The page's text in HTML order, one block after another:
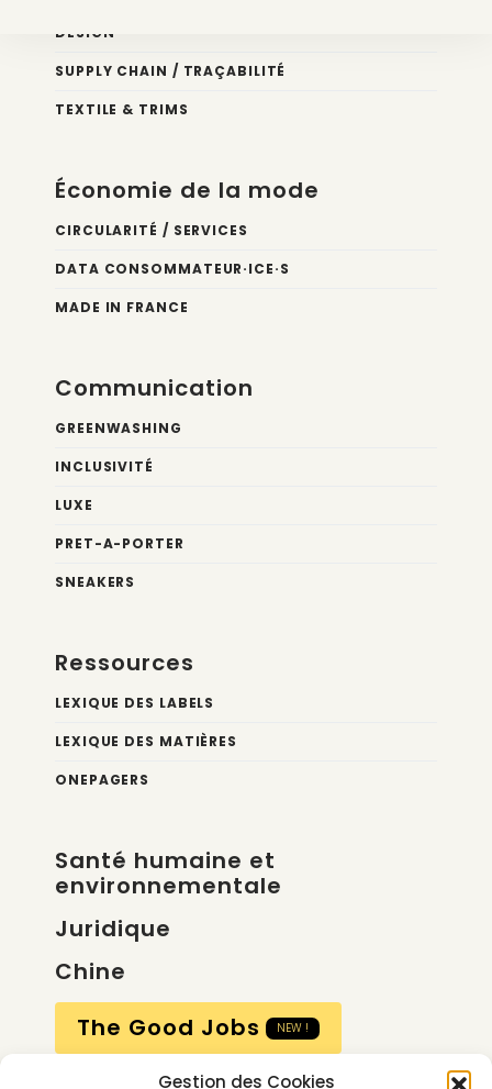
Gestion des Cookies
DESIGN
SUPPLY CHAIN / TRAÇABILITÉ
TEXTILE & TRIMS
Économie de la mode
CIRCULARITÉ / SERVICES
DATA CONSOMMATEUR·ICE·S
MADE IN FRANCE
Communication
GREENWASHING
INCLUSIVITÉ
LUXE
PRET-A-PORTER
SNEAKERS
Ressources
LEXIQUE DES LABELS
LEXIQUE DES MATIÈRES
ONEPAGERS
Santé humaine et
environnementale
Juridique
Chine
The Good Jobs
NEW !